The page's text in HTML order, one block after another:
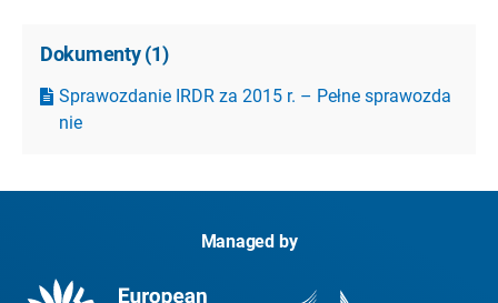
Dokumenty (1)
Sprawozdanie IRDR za 2015 r. – Pełne sprawozda
nie
Managed by